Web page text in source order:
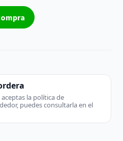
la política de
puedes consultarla en el